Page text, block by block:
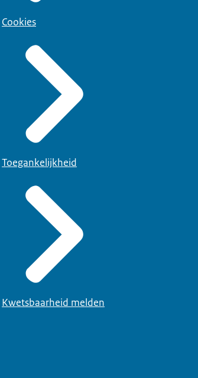
Cookies
Toegankelijkheid
Kwetsbaarheid melden